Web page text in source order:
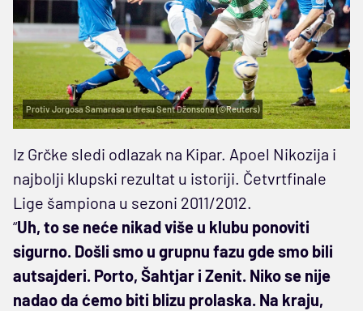
Protiv Jorgosa Samarasa u dresu Sent Džonsona (©Reuters)
Iz Grčke sledi odlazak na Kipar. Apoel Nikozija i
najbolji klupski rezultat u istoriji. Četvrtfinale
Lige šampiona u sezoni 2011/2012.
“Uh, to se neće nikad više u klubu ponoviti
sigurno. Došli smo u grupnu fazu gde smo bili
autsajderi. Porto, Šahtjar i Zenit. Niko se nije
nadao da ćemo biti blizu prolaska. Na kraju,